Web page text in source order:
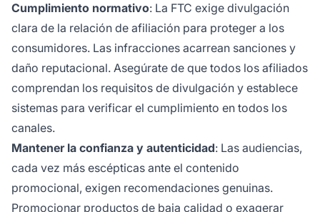
Cumplimiento normativo: La FTC exige divulgación
clara de la relación de afiliación para proteger a los
consumidores. Las infracciones acarrean sanciones y
daño reputacional. Asegúrate de que todos los afiliados
comprendan los requisitos de divulgación y establece
sistemas para verificar el cumplimiento en todos los
canales.
Mantener la confianza y autenticidad: Las audiencias,
cada vez más escépticas ante el contenido
promocional, exigen recomendaciones genuinas.
Promocionar productos de baja calidad o exagerar